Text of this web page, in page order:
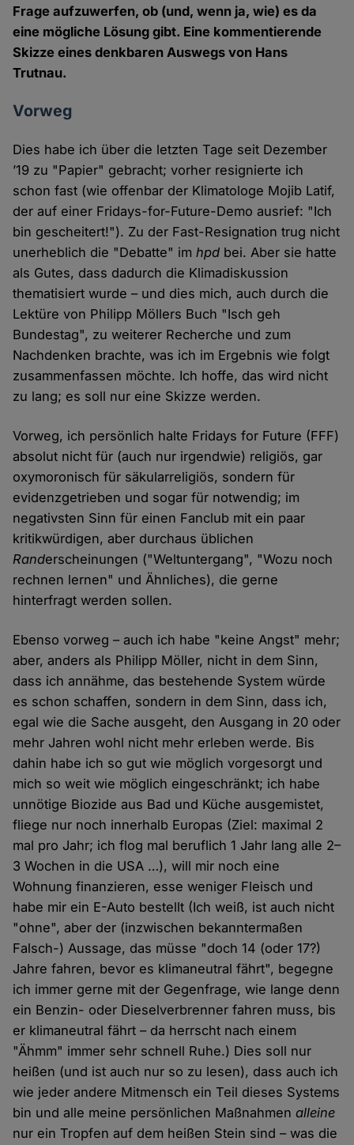
Frage aufzuwerfen, ob (und, wenn ja, wie) es da
eine mögliche Lösung gibt. Eine kommentierende
Skizze eines denkbaren Auswegs von Hans
Trutnau.
Vorweg
Dies habe ich über die letzten Tage seit Dezember
’19 zu "Papier" gebracht; vorher resignierte ich
schon fast (wie offenbar der Klimatologe Mojib Latif,
der auf einer Fridays-for-Future-Demo ausrief: "Ich
bin gescheitert!"). Zu der Fast-Resignation trug nicht
unerheblich die "Debatte" imhpd bei. Aber sie hatte
als Gutes, dass dadurch die Klimadiskussion
thematisiert wurde – und dies mich, auch durch die
Lektüre von Philipp Möllers Buch "Isch geh
Bundestag", zu weiterer Recherche und zum
Nachdenken brachte, was ich im Ergebnis wie folgt
zusammenfassen möchte. Ich hoffe, das wird nicht
zu lang; es soll nur eine Skizze werden.
Vorweg, ich persönlich halte Fridays for Future (FFF)
absolut nicht für (auch nur irgendwie) religiös, gar
oxymoronisch für säkularreligiös, sondern für
evidenzgetrieben und sogar für notwendig; im
negativsten Sinn für einen Fanclub mit ein paar
kritikwürdigen, aber durchaus üblichen
Randerscheinungen ("Weltuntergang", "Wozu noch
rechnen lernen" und Ähnliches), die gerne
hinterfragt werden sollen.
Ebenso vorweg – auch ich habe "keine Angst" mehr;
aber, anders als Philipp Möller, nicht in dem Sinn,
dass ich annähme, das bestehende System würde
es schon schaffen, sondern in dem Sinn, dass ich,
egal wie die Sache ausgeht, den Ausgang in 20 oder
mehr Jahren wohl nicht mehr erleben werde. Bis
dahin habe ich so gut wie möglich vorgesorgt und
mich so weit wie möglich eingeschränkt; ich habe
unnötige Biozide aus Bad und Küche ausgemistet,
fliege nur noch innerhalb Europas (Ziel: maximal 2
mal pro Jahr; ich flog mal beruflich 1 Jahr lang alle 2–
3 Wochen in die USA …), will mir noch eine
Wohnung finanzieren, esse weniger Fleisch und
habe mir ein E-Auto bestellt (Ich weiß, ist auch nicht
"ohne", aber der (inzwischen bekanntermaßen
Falsch-) Aussage, das müsse "doch 14 (oder 17?)
Jahre fahren, bevor es klimaneutral fährt", begegne
ich immer gerne mit der Gegenfrage, wie lange denn
ein Benzin- oder Dieselverbrenner fahren muss, bis
er klimaneutral fährt – da herrscht nach einem
"Ähmm" immer sehr schnell Ruhe.) Dies soll nur
heißen (und ist auch nur so zu lesen), dass auch ich
wie jeder andere Mitmensch ein Teil dieses Systems
bin und alle meine persönlichen Maßnahmenalleine
nur ein Tropfen auf dem heißen Stein sind – was die